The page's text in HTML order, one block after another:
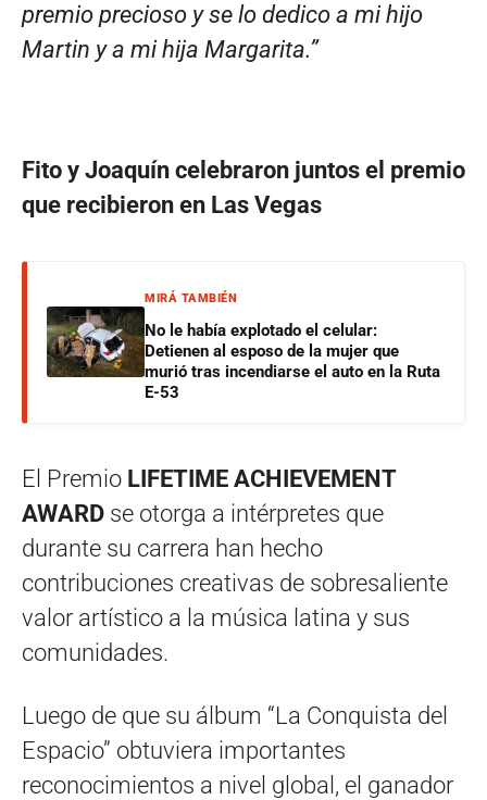
premio precioso y se lo dedico a mi hijo
Martin y a mi hija Margarita.”
Fito y Joaquín celebraron juntos el premio
que recibieron en Las Vegas
MIRÁ TAMBIÉN
No le había explotado el celular:
Detienen al esposo de la mujer que
murió tras incendiarse el auto en la Ruta
E-53
El Premio LIFETIME ACHIEVEMENT
AWARD se otorga a intérpretes que
durante su carrera han hecho
contribuciones creativas de sobresaliente
valor artístico a la música latina y sus
comunidades.
Luego de que su álbum “La Conquista del
Espacio” obtuviera importantes
reconocimientos a nivel global, el ganador